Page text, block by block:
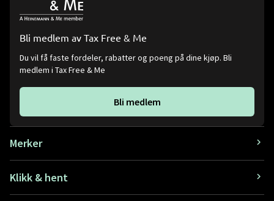
Bli medlem av Tax Free & Me
Du vil få faste fordeler, rabatter og poeng på dine kjøp. Bli
medlem i Tax Free & Me
Bli medlem
Merker
Klikk & hent